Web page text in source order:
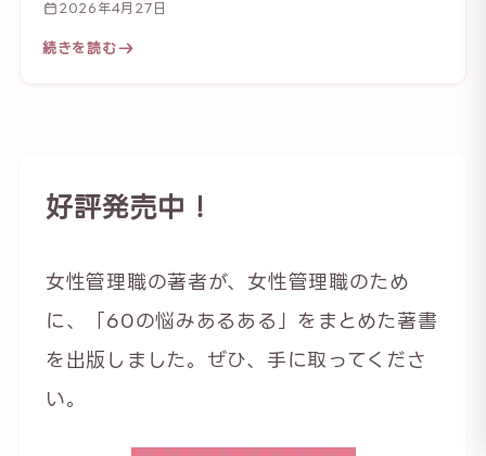
2026年4月27日
続きを読む
好評発売中！
女性管理職の著者が、女性管理職のため
に、「60の悩みあるある」をまとめた著書
を出版しました。ぜひ、手に取ってくださ
い。